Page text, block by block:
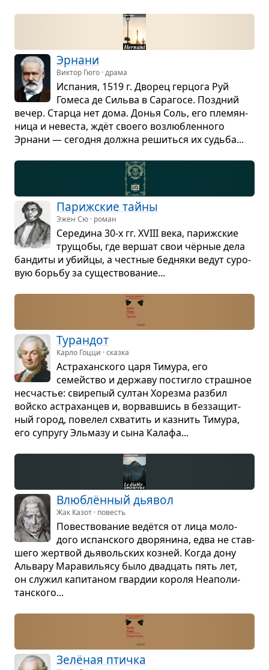
Эрнани
Виктор Гюго · драма
Испа­ния, 1519 г. Дво­рец гер­цога Руй
Гомеса де Сильва в Сара­госе. Позд­ний
вечер. Старца нет дома. Донья Соль, его пле­мян­
ница и неве­ста, ждёт сво­его воз­люб­лен­ного
Эрнани — сего­дня должна решиться их судьба...
Париж­ские тайны
Эжен Сю · роман
Сере­дина 30-х гг. XVIII века, париж­ские
тру­щобы, где вер­шат свои чёр­ные дела
бан­диты и убийцы, а чест­ные бед­няки ведут суро­
вую борьбу за суще­ство­ва­ние...
Туран­дот
Карло Гоцци · сказка
Астра­хан­ского царя Тимура, его
семейство и дер­жаву постигло страш­ное
несча­стье: сви­ре­пый сул­тан Хорезма раз­бил
войско астра­хан­цев и, ворвав­шись в без­за­щит­
ный город, пове­лел схва­тить и каз­нить Тимура,
его супругу Эль­мазу и сына Калафа...
Влю­блён­ный дья­вол
Жак Казот · повесть
Повест­во­ва­ние ведётся от лица моло­
дого испан­ского дво­ря­нина, едва не став­
шего жерт­вой дья­воль­ских коз­ней. Когда дону
Аль­вару Мара­ви­льясу было два­дцать пять лет,
он слу­жил капи­та­ном гвар­дии короля Неа­по­ли­
тан­ского...
Зелё­ная птичка